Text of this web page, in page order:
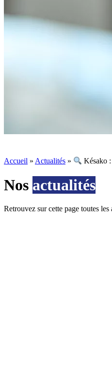
Accueil » Actualités » Késako
Nos actualités
Retrouvez sur cette page toutes